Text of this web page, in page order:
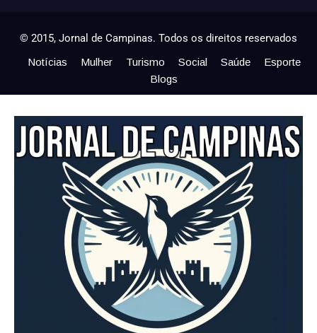
© 2015, Jornal de Campinas. Todos os direitos reservados
Notícias Mulher Turismo Social Saúde
Esporte
Blogs